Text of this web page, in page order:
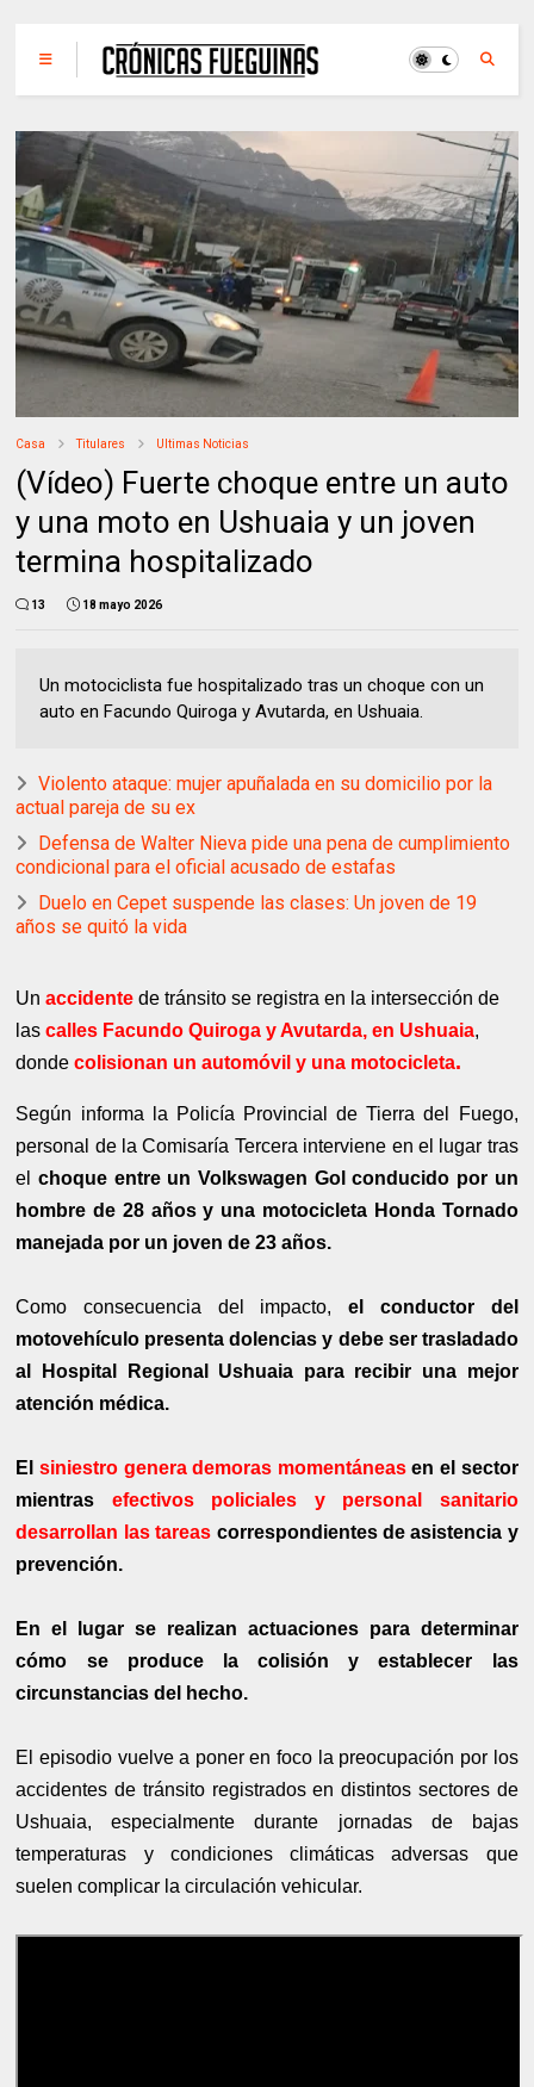
Casa Titulares Ultimas Noticias
(Vídeo) Fuerte choque entre un auto
y una moto en Ushuaia y un joven
termina hospitalizado
13 18 mayo 2026
Un motociclista fue hospitalizado tras un choque con un
auto en Facundo Quiroga y Avutarda, en Ushuaia.
Violento ataque: mujer apuñalada en su domicilio por la
actual pareja de su ex
Defensa de Walter Nieva pide una pena de cumplimiento
condicional para el oficial acusado de estafas
Duelo en Cepet suspende las clases: Un joven de 19
años se quitó la vida
Unaccidente de tránsito se registra en la intersección de
lascalles Facundo Quiroga y Avutarda, en Ushuaia,
dondecolisionan un automóvil y una motocicleta.
Según informa la Policía Provincial de Tierra del Fuego,
personal de la Comisaría Tercera interviene en el lugar tras
elchoque entre un Volkswagen Gol conducido por un
hombre de 28 años y una motocicleta Honda Tornado
manejada por un joven de 23 años.
Como consecuencia del impacto,el conductor del
motovehículo presenta dolencias y debe ser trasladado
al Hospital Regional Ushuaia para recibir una mejor
atención médica.
Elsiniestro genera demoras momentáneasen el sector
mientras efectivos policiales y personal sanitario
desarrollan las tareas correspondientes de asistencia y
prevención.
En el lugar se realizan actuaciones para determinar
cómo se produce la colisión y establecer las
circunstancias del hecho.
El episodio vuelve a poner en foco la preocupación por los
accidentes de tránsito registrados en distintos sectores de
Ushuaia, especialmente durante jornadas de bajas
temperaturas y condiciones climáticas adversas que
suelen complicar la circulación vehicular.